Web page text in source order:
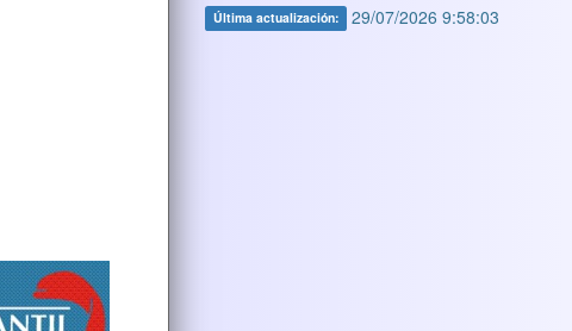
Última actualización: 29/07/2026 9:58:03